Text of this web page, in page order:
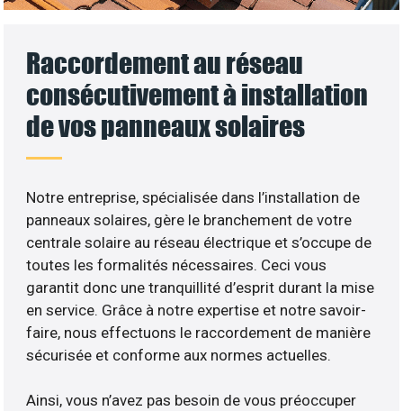
Raccordement au réseau
consécutivement à installation
de vos panneaux solaires
Notre entreprise, spécialisée dans l’installation de
panneaux solaires, gère le branchement de votre
centrale solaire au réseau électrique et s’occupe de
toutes les formalités nécessaires. Ceci vous
garantit donc une tranquillité d’esprit durant la mise
en service. Grâce à notre expertise et notre savoir-
faire, nous effectuons le raccordement de manière
sécurisée et conforme aux normes actuelles.
Ainsi, vous n’avez pas besoin de vous préoccuper